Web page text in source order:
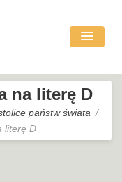
na literę D
państw świata
literę D